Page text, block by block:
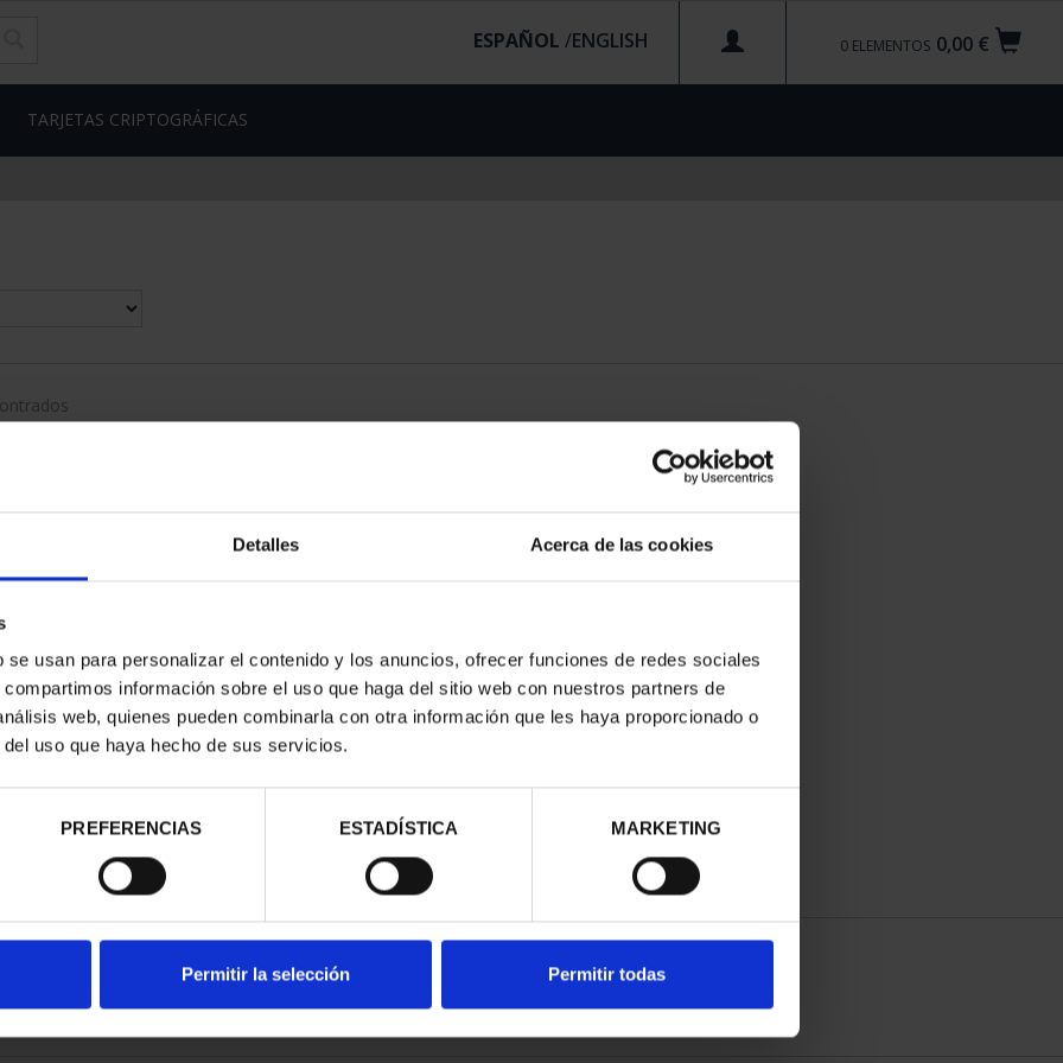
Detalles Acerca de las cookies
usan para personalizar el contenido y los anuncios, ofrecer funciones de redes sociales
información sobre el uso que haga del sitio web con nuestros partners de
web, quienes pueden combinarla con otra información que les haya proporcionado o
uso que haya hecho de sus servicios.
PREFERENCIAS ESTADÍSTICA MARKETING
Permitir la selección Permitir todas
0,00 €
0 ELEMENTOS
ESPAÑOL /
TARJETAS CRIPTOGRÁFICAS
SOROLLA